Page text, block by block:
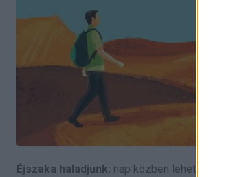
Éjszaka haladjunk: nap közben lehetőség